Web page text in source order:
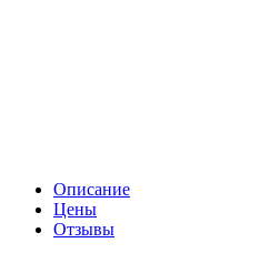
Описание
Цены
Отзывы